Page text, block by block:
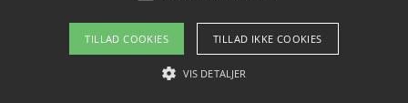
Om / kontakt
Blog Betingelser
TILLAD COOKIES TILLAD IKKE COOKIES
VIS DETALJER